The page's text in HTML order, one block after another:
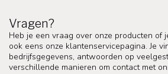
Vragen?
Heb je een vraag over onze producten of
ook eens onze klantenservicepagina. Je
bedrijfsgegevens, antwoorden op
verschillende manieren om contact met